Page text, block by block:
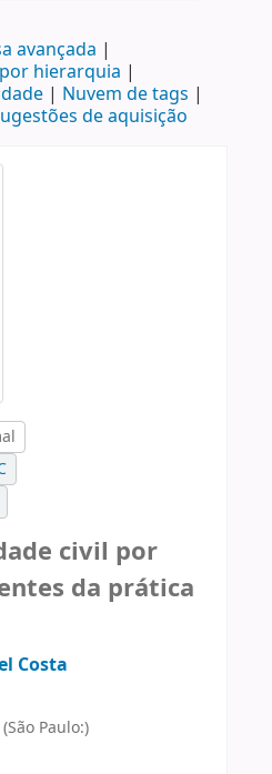
avançada
hierarquia
Nuvem de tags
de aquisição
civil por
da prática
Costa
(São Paulo:)